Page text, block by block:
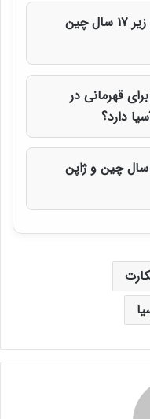
نتیجه بازی قبلی تیم‌های زیر ۱۷ سال چین
قهرمانی در
سرمربیان تیم‌های زیر ۱۷ سال چین و ژاپن